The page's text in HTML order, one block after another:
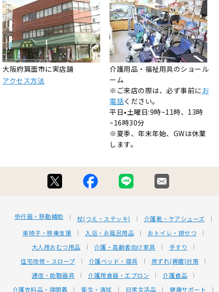
大阪府箕面市に実店舗
アクセス方法
介護用品・福祉用具のショール
ーム
※ご来店の際は、必ず事前に お
電話ください。
平日•土曜日:9時~11時、13時
~16時30分
※夏季、年末年始、GWは休業
します。
歩行器・移動補助 杖(つえ・ステッキ)
介護靴・ケアシューズ
車椅子・移乗支援
入浴・お風呂用品
おトイレ・排せつ
大人用おむつ用品
介護・高齢者向け家具
手すり
住宅改修・スロープ
介護ベッド・寝具
床ずれ(褥瘡)対策
通信・助聴器具
介護用食器・エプロン
介護食品
介護衣料品・寝間着
衛生・清拭 日常生活品 健康サポート